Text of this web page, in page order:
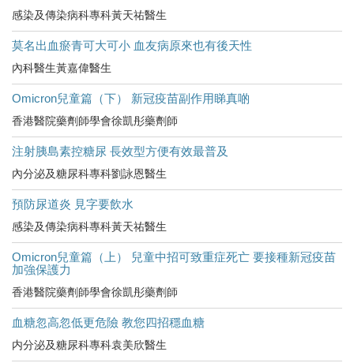
感染及傳染病科專科黃天祐醫生
莫名出血瘀青可大可小 血友病原來也有後天性
內科醫生黃嘉偉醫生
Omicron兒童篇（下） 新冠疫苗副作用睇真啲
香港醫院藥劑師學會徐凱彤藥劑師
注射胰島素控糖尿 長效型方便有效最普及
內分泌及糖尿科專科劉詠恩醫生
預防尿道炎 見字要飲水
感染及傳染病科專科黃天祐醫生
Omicron兒童篇（上） 兒童中招可致重症死亡 要接種新冠疫苗
加強保護力
香港醫院藥劑師學會徐凱彤藥劑師
血糖忽高忽低更危險 教您四招穩血糖
内分泌及糖尿科專科袁美欣醫生